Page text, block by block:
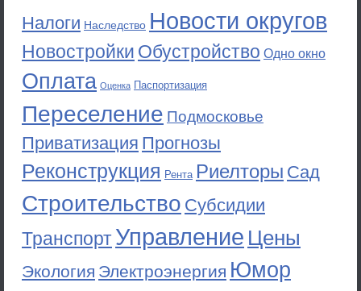
Налоги Наследство Новости округов
Новостройки Обустройство Одно окно
Оплата Оценка Паспортизация
Переселение Подмосковье
Приватизация Прогнозы
Реконструкция Рента Риелторы Сад
Строительство Субсидии
ТранспортУправление Цены
Экология Электроэнергия Юмор